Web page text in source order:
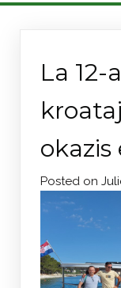
La 12-
okazis
Posted on